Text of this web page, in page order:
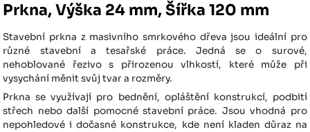
Prkna, Výška 24 mm, Šířka 120 mm
Stavební prkna z masivního smrkového dřeva jsou ideální pro
různé stavební a tesařské práce. Jedná se o surové,
nehoblované řezivo s přirozenou vlhkostí, které může při
vysychání měnit svůj tvar a rozměry.
Prkna se využívají pro bednění, opláštění konstrukcí, podbití
střech nebo další pomocné stavební práce. Jsou vhodná pro
nepohledové i dočasné konstrukce, kde není kladen důraz na